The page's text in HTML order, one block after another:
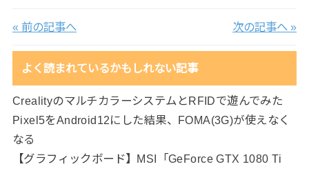
« 前の記事へ 次の記事へ »
よく読まれているかもしれない記事
CrealityのマルチカラーシステムとRFIDで遊んでみた
Pixel5をAndroid12にした結果、FOMA(3G)が使えなく
なる
【グラフィックボード】MSI「GeForce GTX 1080 Ti